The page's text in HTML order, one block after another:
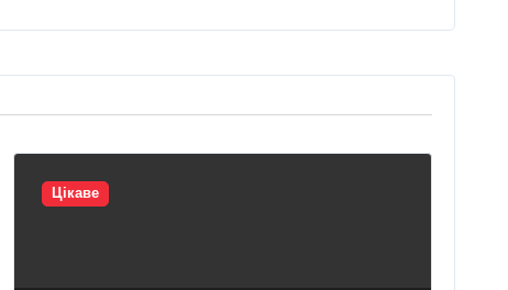
Цікаве